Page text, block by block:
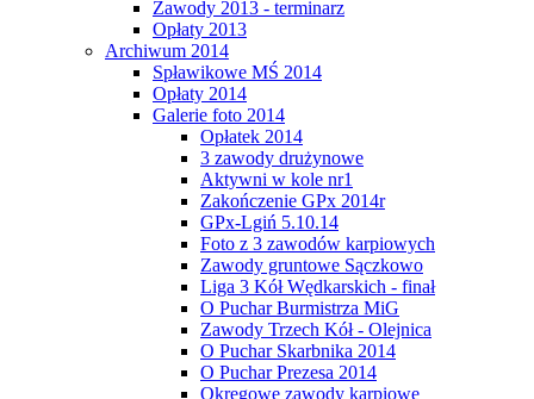
Zawody 2013 - terminarz
Opłaty 2013
Archiwum 2014
Spławikowe MŚ 2014
Opłaty 2014
Galerie foto 2014
Opłatek 2014
3 zawody drużynowe
Aktywni w kole nr1
Zakończenie GPx 2014r
GPx-Lgiń 5.10.14
Foto z 3 zawodów karpiowych
Zawody gruntowe Sączkowo
Liga 3 Kół Wędkarskich - finał
O Puchar Burmistrza MiG
Zawody Trzech Kół - Olejnica
O Puchar Skarbnika 2014
O Puchar Prezesa 2014
Okręgowe zawody karpiowe